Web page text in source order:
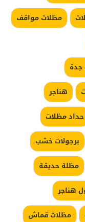
مظلات مواقف
جدة
هناجر
حداد مظلات
برجولات خشب
مظلة حديقة
هناجر
مظلات قماش